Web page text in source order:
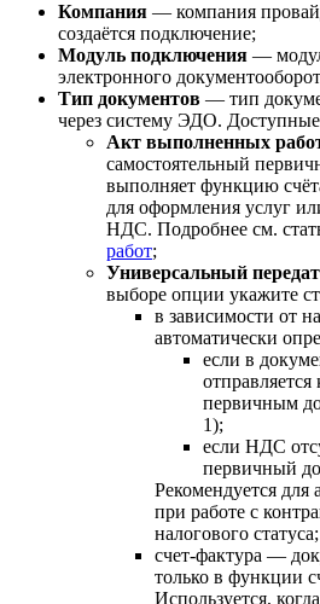
Компания — компания
создаётся подключение;
Модуль подключения —
электронного
Тип документов — тип
через систему ЭДО.
Акт выполненных
самостоятельный
выполняет функцию
для оформления услуг
НДС. Подробнее см.
работ;
Универсальный
выборе опции укажите
в зависимости от
автоматически
если в
отправляется
первичным
1);
если НДС
первичный
Рекомендуется для
при работе с
налогового статуса;
счет-фактура —
только в функции
Используется,